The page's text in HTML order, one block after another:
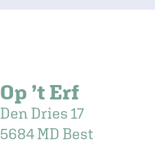
Op ’t Erf
Den Dries 17
5684 MD Best